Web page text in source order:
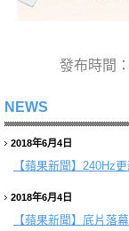
發布時間
NEWS
2018年6月4日
【蘋果新聞】 240Hz
2018年6月4日
【蘋果新聞】 底片落